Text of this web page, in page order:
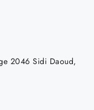
2046 Sidi Daoud,